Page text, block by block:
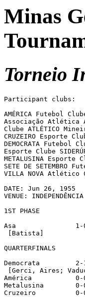
Minas
Torneio
Participant clubs:
AMÉRICA Futebol
Associação Atlética
Clube ATLÉTICO
CRUZEIRO Esporte
DEMOCRATA Futebol
Esporte Clube
METALUSINA
SETE DE
VILLA NOVA Atlético
DATE: Jun 26, 1955
VENUE:
1ST PHASE
Asa		  1-0  Atlético
[Batista]
QUARTERFINALS
Democrata	  2-1  Villa Nova
[Gerci, Aires;
América		  0-0  Siderúrgica	(5-0 penalty kicks)
Metalusina	  0-0  Sete de Setembro (7-2 penalty kicks)
Cruzeiro	  0-0  Asas		(5-0 penalty kicks)